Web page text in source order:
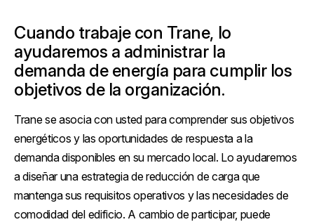
Cuando trabaje con Trane, lo
ayudaremos a administrar la
demanda de energía para cumplir los
objetivos de la organización.
Trane se asocia con usted para comprender sus objetivos
energéticos y las oportunidades de respuesta a la
demanda disponibles en su mercado local. Lo ayudaremos
a diseñar una estrategia de reducción de carga que
mantenga sus requisitos operativos y las necesidades de
comodidad del edificio. A cambio de participar, puede